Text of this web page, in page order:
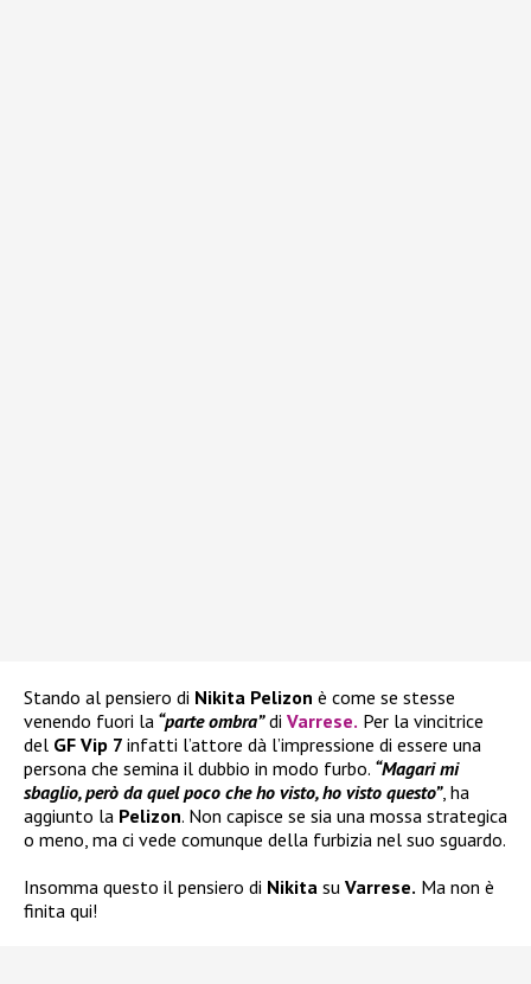
Stando al pensiero di Nikita Pelizon è come se stesse
venendo fuori la “parte ombra”di Varrese. Per la vincitrice
del GF Vip 7 infatti l’attore dà l’impressione di essere una
persona che semina il dubbio in modo furbo. “Magari mi
sbaglio, però da quel poco che ho visto, ho visto questo”, ha
aggiunto la Pelizon. Non capisce se sia una mossa strategica
o meno, ma ci vede comunque della furbizia nel suo sguardo.
Insomma questo il pensiero di Nikita su Varrese. Ma non è
finita qui!